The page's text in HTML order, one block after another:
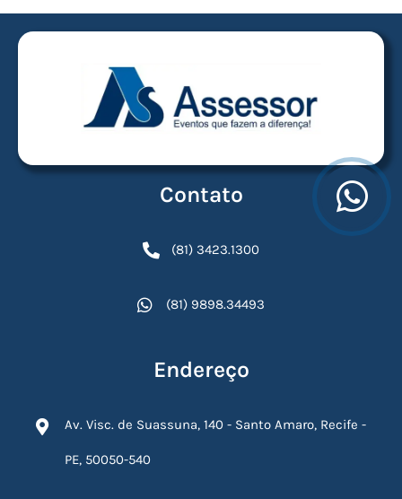
Contato
(81) 3423.1300
(81) 9898.34493
Endereço
Av. Visc. de Suassuna, 140 - Santo Amaro, Recife -
PE, 50050-540